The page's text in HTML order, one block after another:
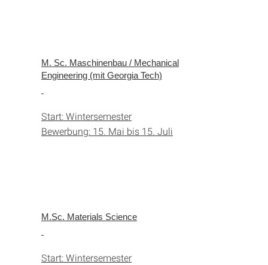
M. Sc. Maschinenbau / Mechanical
Engineering (mit Georgia Tech)
Start: Wintersemester
Bewerbung: 15. Mai bis 15. Juli
M.Sc. Materials Science
Start: Wintersemester